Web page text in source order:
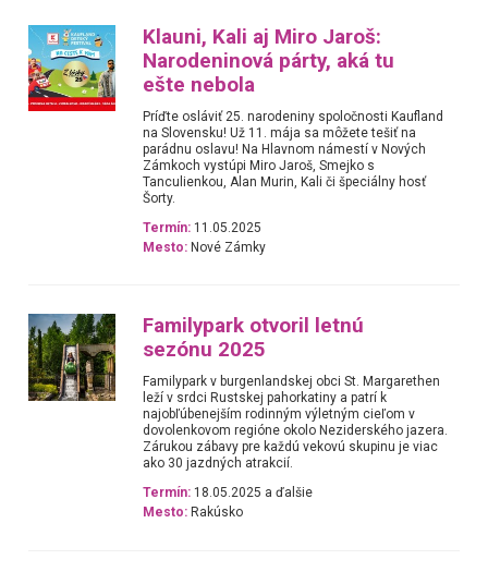
Klauni, Kali aj Miro Jaroš:
Narodeninová párty, aká tu
ešte nebola
Príďte osláviť 25. narodeniny spoločnosti Kaufland
na Slovensku! Už 11. mája sa môžete tešiť na
parádnu oslavu! Na Hlavnom námestí v Nových
Zámkoch vystúpi Miro Jaroš, Smejko s
Tanculienkou, Alan Murin, Kali či špeciálny hosť
Šorty.
Termín: 11.05.2025
Mesto: Nové Zámky
Familypark otvoril letnú
sezónu 2025
Familypark v burgenlandskej obci St. Margarethen
leží v srdci Rustskej pahorkatiny a patrí k
najobľúbenejším rodinným výletným cieľom v
dovolenkovom regióne okolo Neziderského jazera.
Zárukou zábavy pre každú vekovú skupinu je viac
ako 30 jazdných atrakcií.
Termín: 18.05.2025 a ďalšie
Mesto: Rakúsko